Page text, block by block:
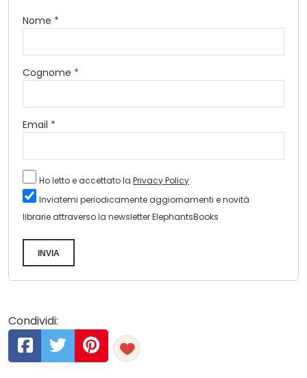
Nome *
Cognome *
Email *
Ho letto e accettato la Privacy Policy
Inviatemi periodicamente aggiornamenti e novità
librarie attraverso la newsletter ElephantsBooks
INVIA
Condividi: